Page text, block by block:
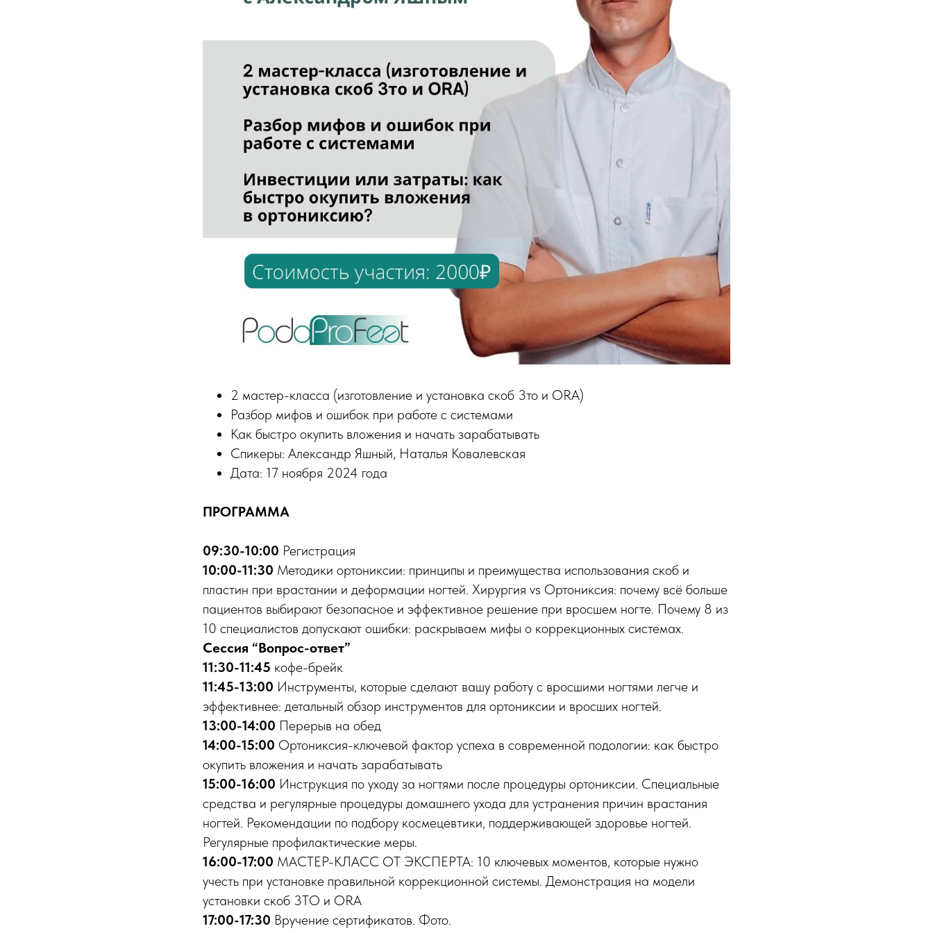
2 мастер-класса (изготовление и установка скоб 3то и ORA)
Разбор мифов и ошибок при работе с системами
Как быстро окупить вложения и начать зарабатывать
Спикеры: Александр Яшный, Наталья Ковалевская
Дата: 17 ноября 2024 года
ПРОГРАММА
09:30-10:00 Регистрация
10:00-11:30 Методики ортониксии: принципы и преимущества использования скоб и
пластин при врастании и деформации ногтей. Хирургия vs Ортониксия: почему всё больше
пациентов выбирают безопасное и эффективное решение при вросшем ногте. Почему 8 из
10 специалистов допускают ошибки: раскрываем мифы о коррекционных системах.
Сессия “Вопрос-ответ”
11:30-11:45 кофе-брейк
11:45-13:00 Инструменты, которые сделают вашу работу с вросшими ногтями легче и
эффективнее: детальный обзор инструментов для ортониксии и вросших ногтей.
13:00-14:00 Перерыв на обед
14:00-15:00 Ортониксия-ключевой фактор успеха в современной подологии: как быстро
окупить вложения и начать зарабатывать
15:00-16:00 Инструкция по уходу за ногтями после процедуры ортониксии. Специальные
средства и регулярные процедуры домашнего ухода для устранения причин врастания
ногтей. Рекомендации по подбору космецевтики, поддерживающей здоровье ногтей.
Регулярные профилактические меры.
16:00-17:00 МАСТЕР-КЛАСС ОТ ЭКСПЕРТА: 10 ключевых моментов, которые нужно
учесть при установке правильной коррекционной системы. Демонстрация на модели
установки скоб 3ТО и ОRA
17:00-17:30 Вручение сертификатов. Фото.